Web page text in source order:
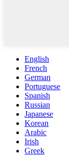
English
French
German
Portuguese
Spanish
Russian
Japanese
Korean
Arabic
Irish
Greek